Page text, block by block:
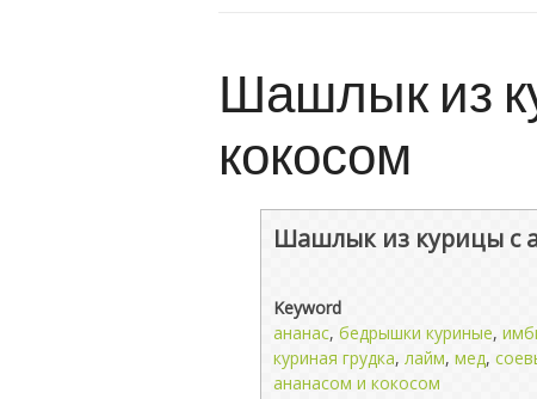
Шашлык из
кокосом
Шашлык из курицы с
Keyword
ананас, бедрышки куриные,
куриная грудка, лайм, мед,
ананасом и кокосом